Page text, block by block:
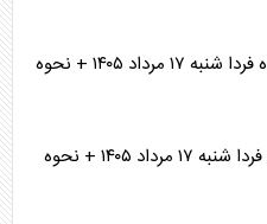
جدول قطعی برق استان کرمانشاه فردا شنبه ۱۷ مرداد ۱۴۰۵ + نحوه
جدول قطعی برق استان اصفهان فردا شنبه ۱۷ مرداد ۱۴۰۵ + نحوه